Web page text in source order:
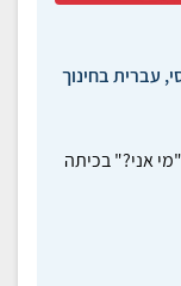
עברית בחינוך
אני?" בכיתה